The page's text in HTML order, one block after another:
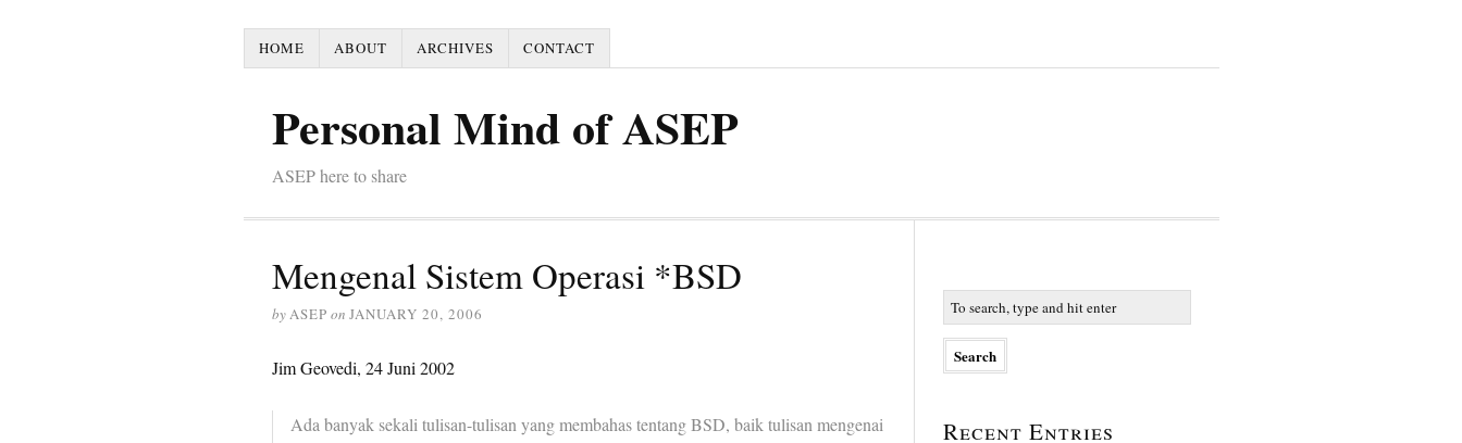
HOME ABOUT ARCHIVES CONTACT
Personal Mind of ASEP
ASEP here to share
Mengenal Sistem Operasi *BSD
byASEP on JANUARY 20, 2006
Jim Geovedi, 24 Juni 2002
Ada banyak sekali tulisan-tulisan yang membahas tentang BSD, baik tulisan mengenai
Recent Entries